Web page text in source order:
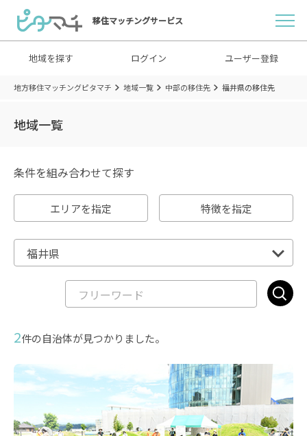
移住マッチングサービス
地域を探す ログイン ユーザー登録
地方移住マッチングピタマチ 地域一覧 中部の移住先 福井県の移住先
地域一覧
条件を組み合わせて探す
エリアを指定 特徴を指定
2件の自治体が見つかりました。